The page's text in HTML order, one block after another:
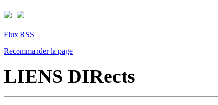
Flux RSS
Recommander la page
LIENS DIRects